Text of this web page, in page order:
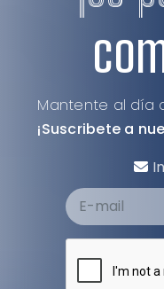
Mantente al día
¡Suscribete a